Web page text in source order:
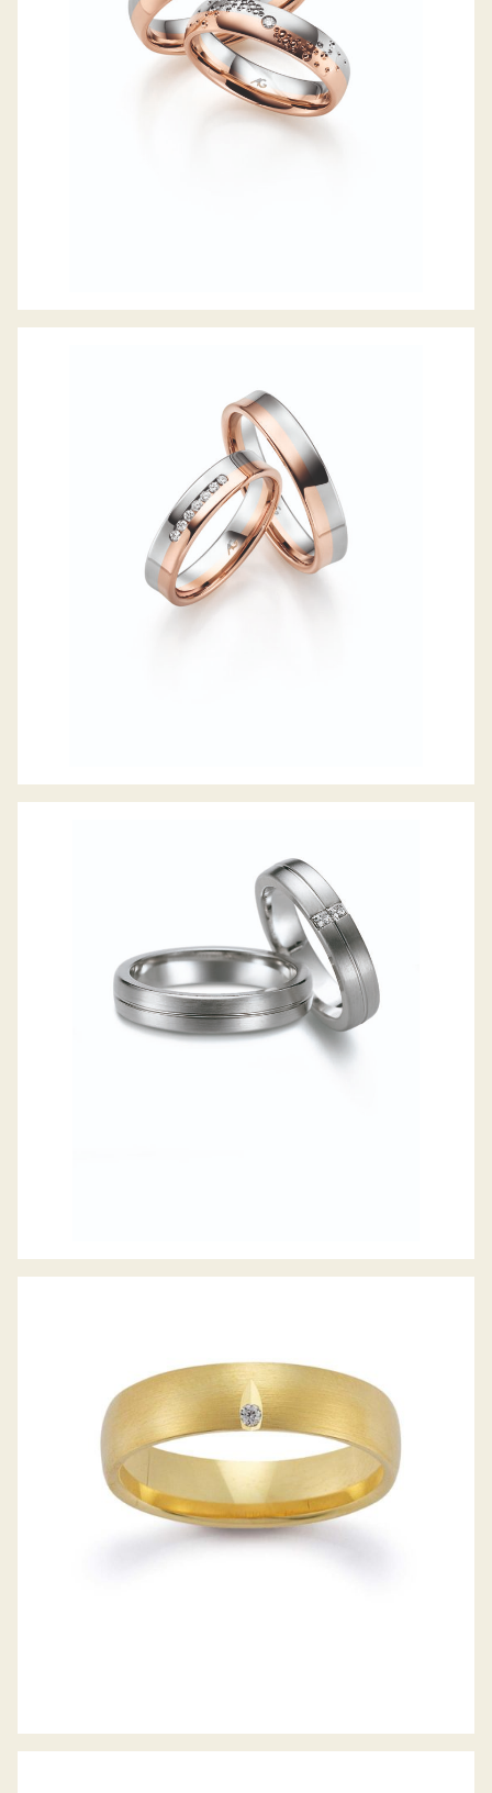
GERSTNER TRAURINGE
GERSTNER TRAURINGE
GERSTNER TRAURINGE